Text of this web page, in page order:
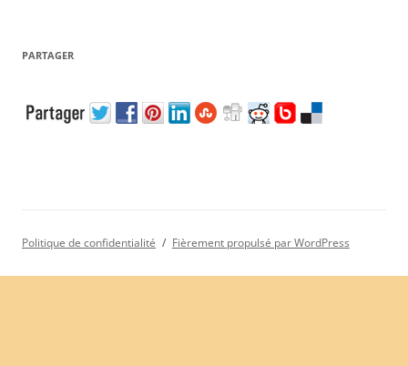
PARTAGER
Politique de confidentialité Fièrement propulsé par WordPress